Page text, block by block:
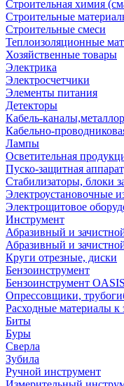
Строительная химия
Строительные
Строительные смеси
Теплоизоляционные
Хозяйственные товары
Электрика
Электросчетчики
Элементы питания
Детекторы
Кабель-
Кабельно-
Лампы
Осветительная
Пуско-защитная
Стабилизаторы, блоки
Электроустановочные
Электрощитовое
Инструмент
Абразивный и
Абразивный и
Круги отрезные, диски
Бензоинструмент
Бензоинструмент OASIS
Опрессовщики,
Расходные материалы к
Биты
Буры
Сверла
Зубила
Ручной инструмент